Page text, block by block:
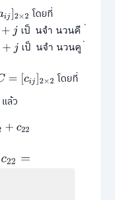
×2 โดยที่
เป
็ นจำ นวนค
ี ่
เป
็ นจำ นวนค
ู
j;เมื่อ i+j เป็นจำนวนคู่
= [ci ]2× 2
โดยที่
ล้ว
+c22
=